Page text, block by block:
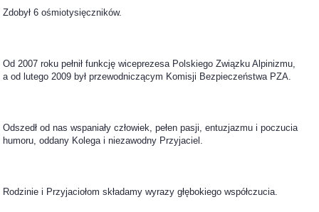
Zdobył 6 ośmiotysięczników.
Od 2007 roku pełnił funkcję wiceprezesa Polskiego Związku Alpinizmu,
a od lutego 2009 był przewodniczącym Komisji Bezpieczeństwa PZA.
Odszedł od nas wspaniały człowiek, pełen pasji, entuzjazmu i poczucia
humoru, oddany Kolega i niezawodny Przyjaciel.
Rodzinie i Przyjaciołom składamy wyrazy głębokiego współczucia.